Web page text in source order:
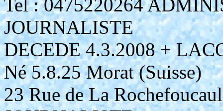
Tel : 0475220264
JOURNALISTE
DECEDE 4.3.2008 +
Né 5.8.25 Morat (Suisse)
23 Rue de La